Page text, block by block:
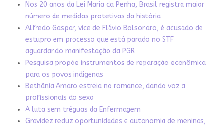
Nos 20 anos da Lei Maria da Penha, Brasil registra maior
número de medidas protetivas da história
Alfredo Gaspar, vice de Flávio Bolsonaro, é acusado de
estupro em processo que está parado no STF
aguardando manifestação da PGR
Pesquisa propõe instrumentos de reparação econômica
para os povos indígenas
Bethânia Amaro estreia no romance, dando voz a
profissionais do sexo
A luta sem tréguas da Enfermagem
Gravidez reduz oportunidades e autonomia de meninas,